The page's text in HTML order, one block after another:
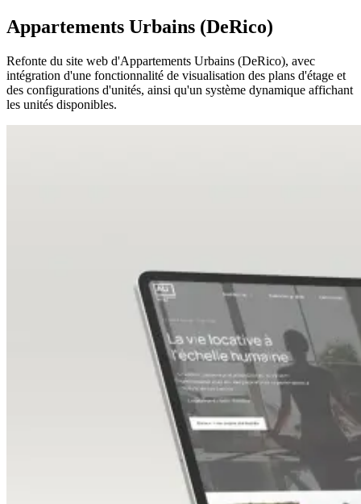
Appartements Urbains (DeRico)
Refonte du site web d'Appartements Urbains (DeRico), avec
intégration d'une fonctionnalité de visualisation des plans d'étage et
des configurations d'unités, ainsi qu'un système dynamique affichant
les unités disponibles.